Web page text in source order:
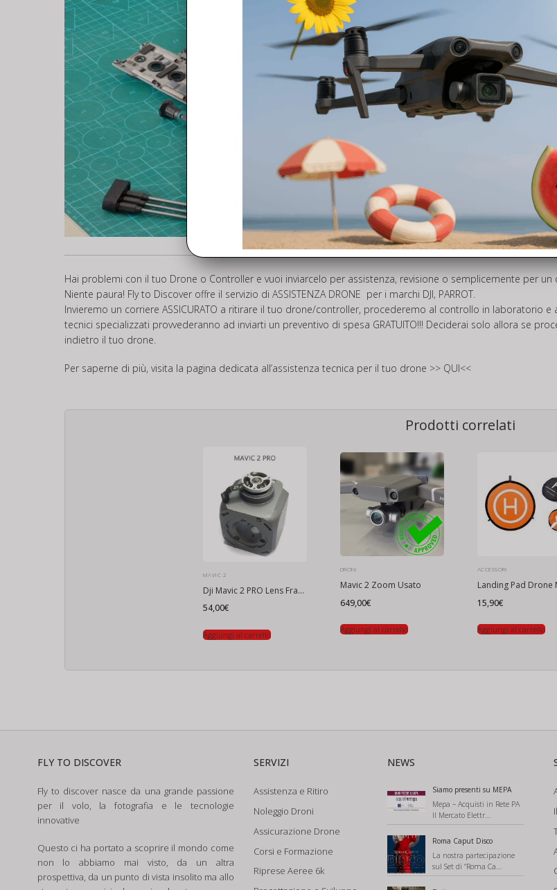
Hai problemi con il tuo Drone o Controller e vuoi inviarcelo per assistenza, revisione o semplicemente per un
Niente paura! Fly to Discover offre il servizio di ASSISTENZA DRONE per i marchi DJI, PARROT.
Invieremo un corriere ASSICURATO a ritirare il tuo drone/controller, procederemo al controllo in laboratorio
tecnici specializzati provvederanno ad inviarti un preventivo di spesa GRATUITO!!! Deciderai solo allora se
indietro il tuo drone.
Per saperne di più, visita la pagina dedicata all’assistenza tecnica per il tuo drone >> QUI<<
Prodotti correlati
MAVIC 2
Dji Mavic 2 PRO Lens Frame
54,00€
Aggiungi al carrello
DRONI
Mavic 2 Zoom Usato
649,00€
Aggiungi al carrello
ACCESSORI
15,90€
Aggiungi al carrello
FLY TO DISCOVER
Fly to discover nasce da una grande passione
per il volo, la fotografia e le tecnologie
innovative
Questo ci ha portato a scoprire il mondo come
non lo abbiamo mai visto, da un altra
prospettiva, da un punto di vista insolito ma allo
SERVIZI
Assistenza e Ritiro
Noleggio Droni
Assicurazione Drone
Corsi e Formazione
Riprese Aeree 6k
NEWS
Siamo presenti su MEPA
Mepa – Acquisti in Rete PA
Il Mercato Elettr...
Roma Caput Disco
La nostra partecipazione
sul Set di “Roma Ca...